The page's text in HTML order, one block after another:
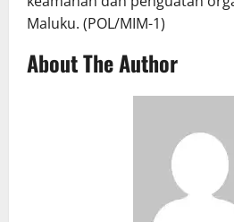
Maluku. (POL/MIM-1)
About The Author